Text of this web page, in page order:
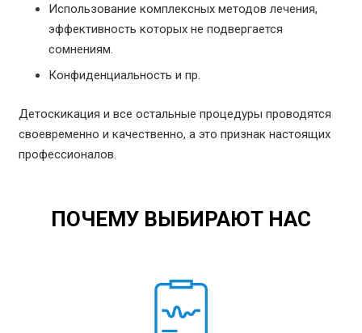
Использование комплексных методов лечения,
эффективность которых не подвергается
сомнениям.
Конфиденциальность и пр.
Детоскикация и все остальные процедуры проводятся
своевременно и качественно, а это признак настоящих
профессионалов.
ПОЧЕМУ ВЫБИРАЮТ НАС